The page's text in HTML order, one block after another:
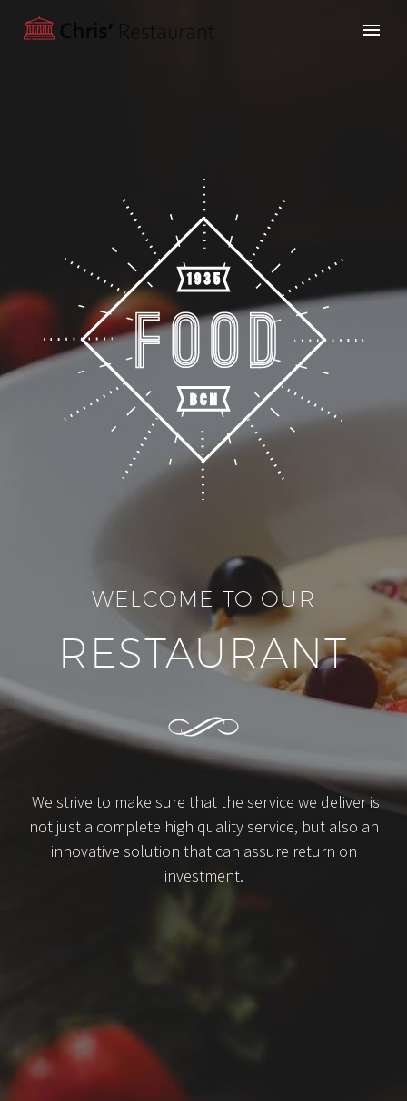
WELCOME TO OUR
RESTAURANT
We strive to make sure that the service we deliver is
not just a complete high quality service, but also an
innovative solution that can assure return on
investment.